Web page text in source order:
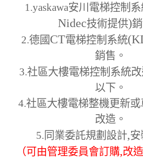
1.yaskawa安川電梯控制系
Nidec技術提供)
2.德國 CT電梯控制系統
銷售。
3.社區大樓電梯控制系統
以下。
4.社區大樓電梯整機更新
改造。
5. 同業委託規劃設計,安
（可由管理委員會訂購,改